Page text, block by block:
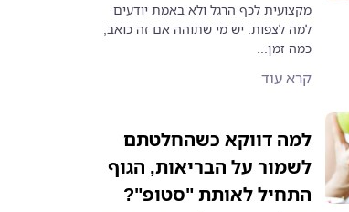
מקצועית לכף הרגל ולא באמת יודעים
למה לצפות. יש מי שתוהה אם זה כואב,
כמה זמן...
קרא עוד
למה דווקא כשהחלטתם
לשמור על הבריאות, הגוף
התחיל לאותת "סטופ"?